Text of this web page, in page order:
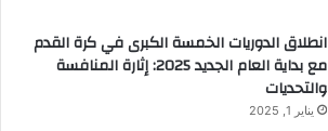
انطلاق الدوريات الخمسة الكبرى في كرة القدم
مع بداية العام الجديد 2025: إثارة المنافسة
والتحديات
يناير 1, 2025